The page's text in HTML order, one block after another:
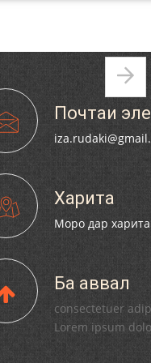
МИРЗО
ХОЛ/MIRZO
Сайри осорхона -
ТАШКИЛОТИ ҲИЗБИИ
Страницы
Почтаи
Харита
Моро дар
Ба аввал
consectetuer
Lorem ipsum